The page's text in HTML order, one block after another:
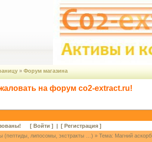
» Форум магазина
на форум co2-extract.ru!
[ Войти ] | [ Регистрация ]
(пептиды, липосомы, экстракты …) » Тема: Магний